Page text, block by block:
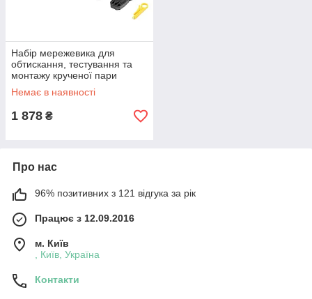
Набір мережевика для
обтискання, тестування та
монтажу крученої пари
Digitus Network Tool Set Plus
DN-94027 в чохлі (Niz16656)
Немає в наявності
1 878 ₴
Про нас
96% позитивних з 121 відгука за рік
Працює з 12.09.2016
м. Київ
, Київ, Україна
Контакти